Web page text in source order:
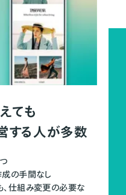
ても
する人が多数
成の手間なし
、仕組み変更の必要な